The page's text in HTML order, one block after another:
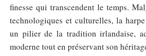
finesse qui transcendent le temps.
technologiques et culturelles, la
un pilier de la tradition irlandaise,
moderne tout en préservant son